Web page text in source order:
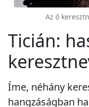
Az ő
Ticián:
Íme, néhány
hangzáságban